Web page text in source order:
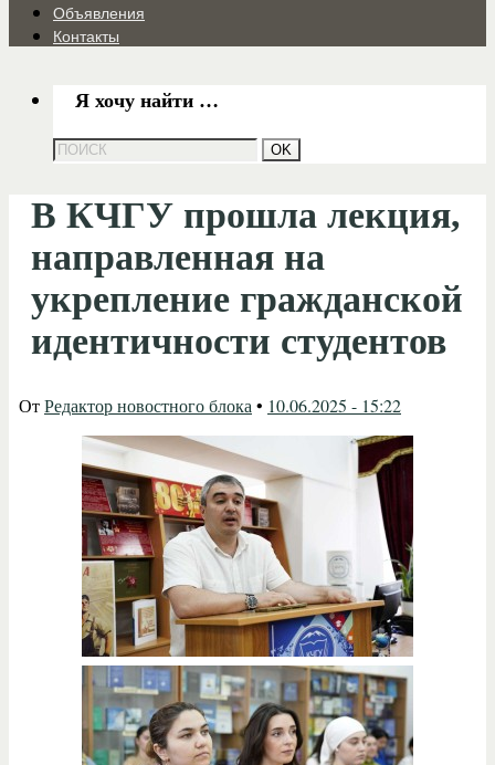
Объявления
Контакты
Я хочу найти …
В КЧГУ прошла лекция,
направленная на
укрепление гражданской
идентичности студентов
ОтРедактор новостного блока• 10.06.2025 - 15:22